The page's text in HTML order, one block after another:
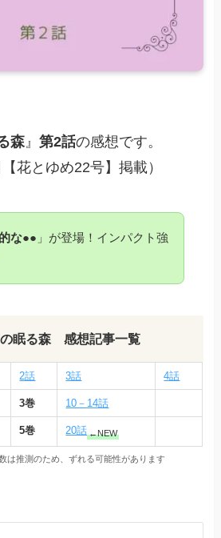
森 』第2話の感想です。
花とゆめ22号】掲載）
な●● 」が登場！インパクト強
の眠る森 感想記事一覧
2話 3話 4話
3巻 10－14話
5巻 20話 ←NEW
は推測のため、ずれる可能性があります